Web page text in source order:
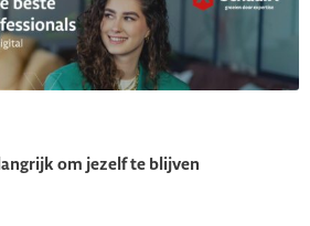
om jezelf te blijven